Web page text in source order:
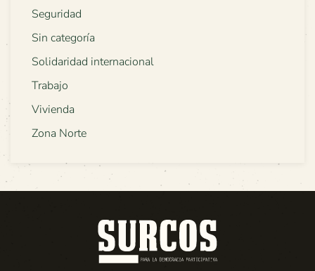
Seguridad
Sin categoría
Solidaridad internacional
Trabajo
Vivienda
Zona Norte